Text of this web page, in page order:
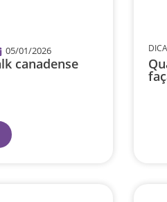
05/01/2026
canadense